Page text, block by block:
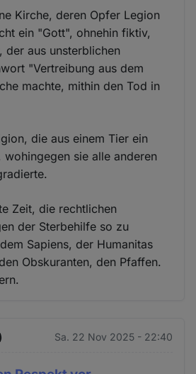
Kirche, deren Opfer Legion
ein "Gott", ohnehin fiktiv,
der aus unsterblichen
"Vertreibung aus dem
machte, mithin den Tod in
die aus einem Tier ein
wohingegen sie alle anderen
Zeit, die rechtlichen
der Sterbehilfe so zu
Sapiens, der Humanitas
Obskuranten, den Pfaffen.
Sa. 22 Nov 2025 - 22:40